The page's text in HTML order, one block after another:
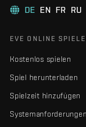
DE EN FR RU
EVE ONLINE
Kostenlos spielen
Spiel herunterladen
Spielzeit hinzufügen
Systemanforderungen